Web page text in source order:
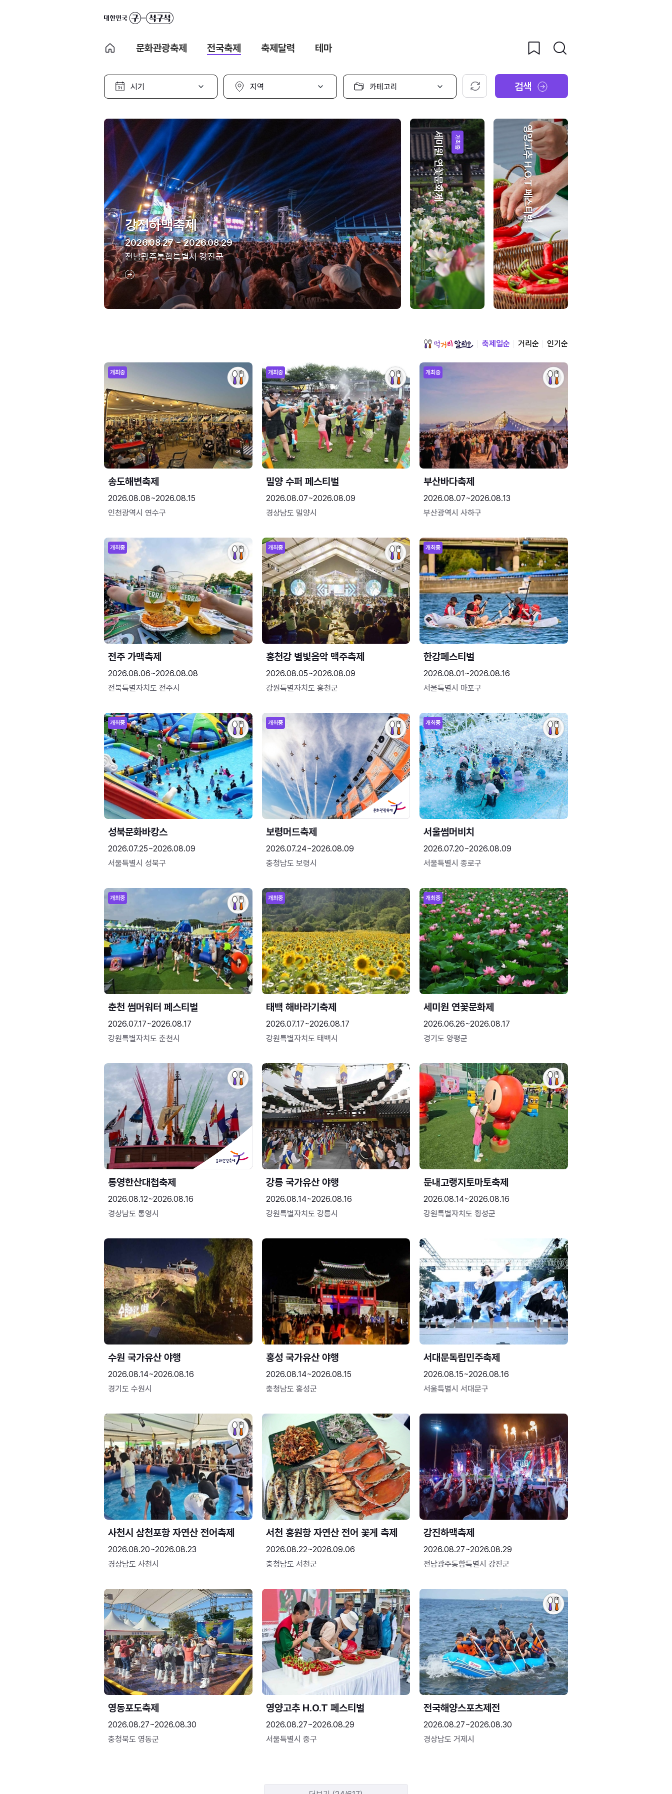
문화관광축제 전국축제 축제달력 테마
시
선
지
선
카
고
선
택
초기화 검색
강진하맥축제
2026.08.27 ~ 2026.08.29
전남광주통합특별시 강진군
개최중
세미원 연꽃문화제 영양고추 H.O.T 페스티벌
축제일순 거리순 인기순
개최중
송도해변축제
2026.08.08~2026.08.15
인천광역시 연수구
개최중
밀양 수퍼 페스티벌
2026.08.07~2026.08.09
경상남도 밀양시
개최중
부산바다축제
2026.08.07~2026.08.13
부산광역시 사하구
개최중
전주 가맥축제
2026.08.06~2026.08.08
전북특별자치도 전주시
개최중
홍천강 별빛음악 맥주축제
2026.08.05~2026.08.09
강원특별자치도 홍천군
개최중
한강페스티벌
2026.08.01~2026.08.16
서울특별시 마포구
개최중
성북문화바캉스
2026.07.25~2026.08.09
서울특별시 성북구
개최중
보령머드축제
2026.07.24~2026.08.09
충청남도 보령시
개최중
서울썸머비치
2026.07.20~2026.08.09
서울특별시 종로구
개최중
춘천 썸머워터 페스티벌
2026.07.17~2026.08.17
강원특별자치도 춘천시
개최중
태백 해바라기축제
2026.07.17~2026.08.17
강원특별자치도 태백시
개최중
세미원 연꽃문화제
2026.06.26~2026.08.17
경기도 양평군
통영한산대첩축제
2026.08.12~2026.08.16
경상남도 통영시
강릉 국가유산 야행
2026.08.14~2026.08.16
강원특별자치도 강릉시
둔내고랭지토마토축제
2026.08.14~2026.08.16
강원특별자치도 횡성군
수원 국가유산 야행
2026.08.14~2026.08.16
경기도 수원시
홍성 국가유산 야행
2026.08.14~2026.08.15
충청남도 홍성군
서대문독립민주축제
2026.08.15~2026.08.16
서울특별시 서대문구
사천시 삼천포항 자연산 전어축제
2026.08.20~2026.08.23
경상남도 사천시
서천 홍원항 자연산 전어 꽃게 축제
2026.08.22~2026.09.06
충청남도 서천군
강진하맥축제
2026.08.27~2026.08.29
전남광주통합특별시 강진군
영동포도축제
2026.08.27~2026.08.30
충청북도 영동군
영양고추 H.O.T 페스티벌
2026.08.27~2026.08.29
서울특별시 중구
전국해양스포츠제전
2026.08.27~2026.08.30
경상남도 거제시